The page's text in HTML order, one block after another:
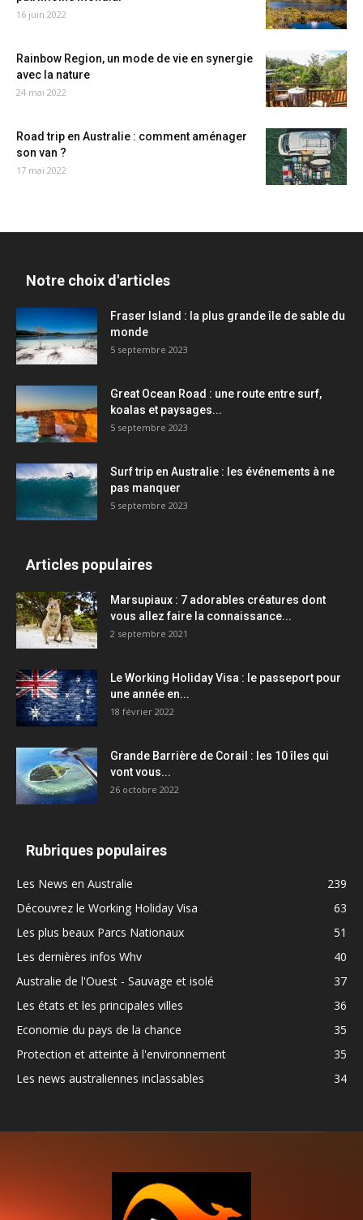
16 juin 2022
Rainbow Region, un mode de vie en synergie
avec la nature
24 mai 2022
Road trip en Australie : comment aménager
son van ?
17 mai 2022
Notre choix d'articles
Fraser Island : la plus grande île de sable du
monde
5 septembre 2023
Great Ocean Road : une route entre surf,
koalas et paysages...
5 septembre 2023
Surf trip en Australie : les événements à ne
pas manquer
5 septembre 2023
Articles populaires
Marsupiaux : 7 adorables créatures dont
vous allez faire la connaissance...
2 septembre 2021
Le Working Holiday Visa : le passeport pour
une année en...
18 février 2022
Grande Barrière de Corail : les 10 îles qui
vont vous...
26 octobre 2022
Rubriques populaires
Les News en Australie
239
Découvrez le Working Holiday Visa
63
Les plus beaux Parcs Nationaux
51
Les dernières infos Whv
40
Australie de l'Ouest - Sauvage et isolé
37
Les états et les principales villes
36
Economie du pays de la chance
35
Protection et atteinte à l'environnement
35
Les news australiennes inclassables
34